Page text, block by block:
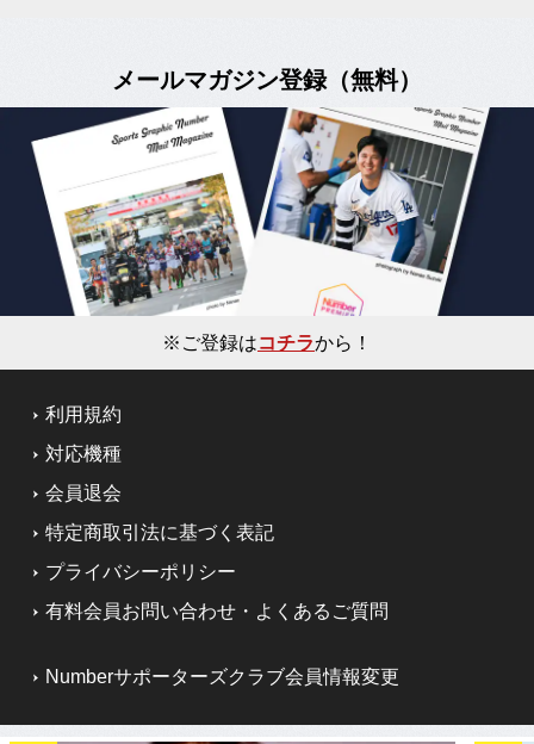
メールマガジン登録（無料）
※ご登録はコチラから！
利用規約
対応機種
会員退会
特定商取引法に基づく表記
プライバシーポリシー
有料会員お問い合わせ・よくあるご質問
Numberサポーターズクラブ会員情報変更